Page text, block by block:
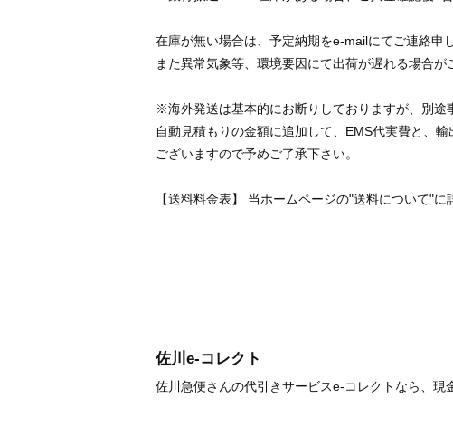
在庫が無い場合は、予定納期をe-mailにてご連絡申
また異常気象等、環境要因にて出荷が遅れる場合
※海外発送は基本的にお断りしておりますが、別
自動見積もりの金額に追加して、EMS代実費と、
ございますので予めご了承下さい。
【送料料金表】 当ホームページの"送料について"に
佐川e-コレクト
佐川急便さんの代引きサービスe-コレクトなら、現